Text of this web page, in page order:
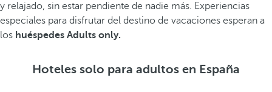
y relajado, sin estar pendiente de nadie más. Experiencias
especiales para disfrutar del destino de vacaciones esperan a
los huéspedes Adults only.
Hoteles solo para adultos en España